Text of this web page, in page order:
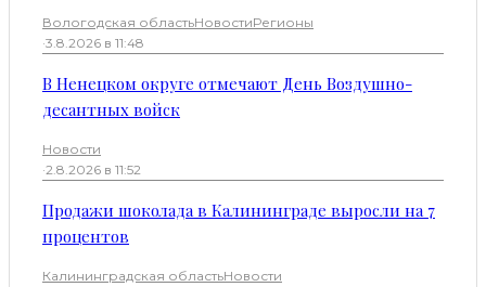
Вологодская областьНовостиРегионы
·3.8.2026 в 11:48
В Ненецком округе отмечают День Воздушно-
десантных войск
Новости
·2.8.2026 в 11:52
Продажи шоколада в Калининграде выросли на 7
процентов
Калининградская областьНовости